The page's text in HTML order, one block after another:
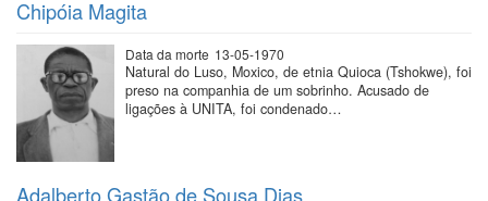
Chipóia Magita
Data da morte 13-05-1970
Natural do Luso, Moxico, de etnia Quioca (Tshokwe), foi
preso na companhia de um sobrinho. Acusado de
ligações à UNITA, foi condenado…
Adalberto Gastão de Sousa Dias